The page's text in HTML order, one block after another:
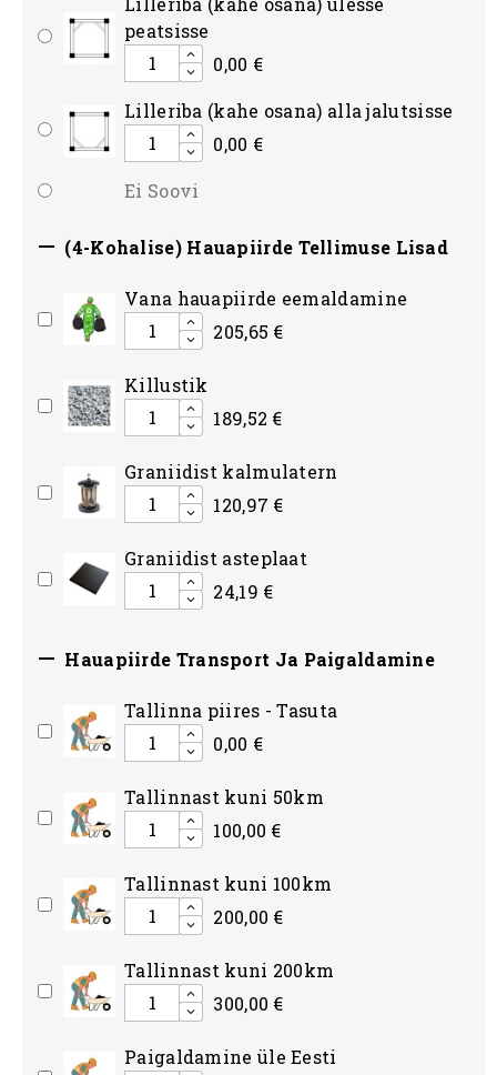
peatsisse
0,00 €
Lilleriba (kahe osana) alla jalutsisse
0,00 €
Ei Soovi
 (4-Kohalise) Hauapiirde Tellimuse Lisad
Vana hauapiirde eemaldamine
205,65 €
Killustik
189,52 €
Graniidist kalmulatern
120,97 €
Graniidist asteplaat
24,19 €
 Hauapiirde Transport Ja Paigaldamine
Tallinna piires - Tasuta
0,00 €
Tallinnast kuni 50km
100,00 €
Tallinnast kuni 100km
200,00 €
Tallinnast kuni 200km
300,00 €
Paigaldamine üle Eesti